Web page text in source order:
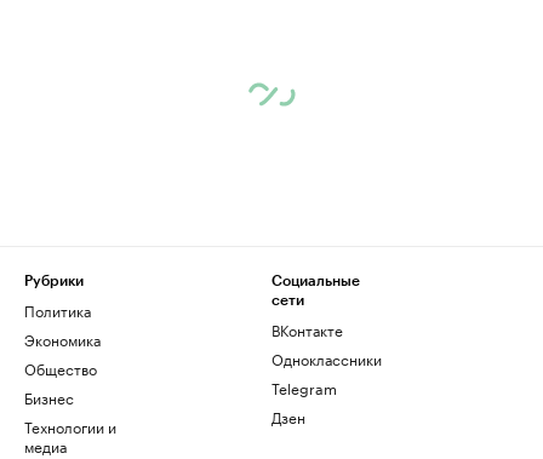
Рубрики
Политика
Экономика
Общество
Бизнес
Технологии и
медиа
Социальные
сети
ВКонтакте
Одноклассники
Telegram
Дзен